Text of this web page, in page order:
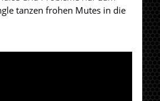
tanzen frohen Mutes in die